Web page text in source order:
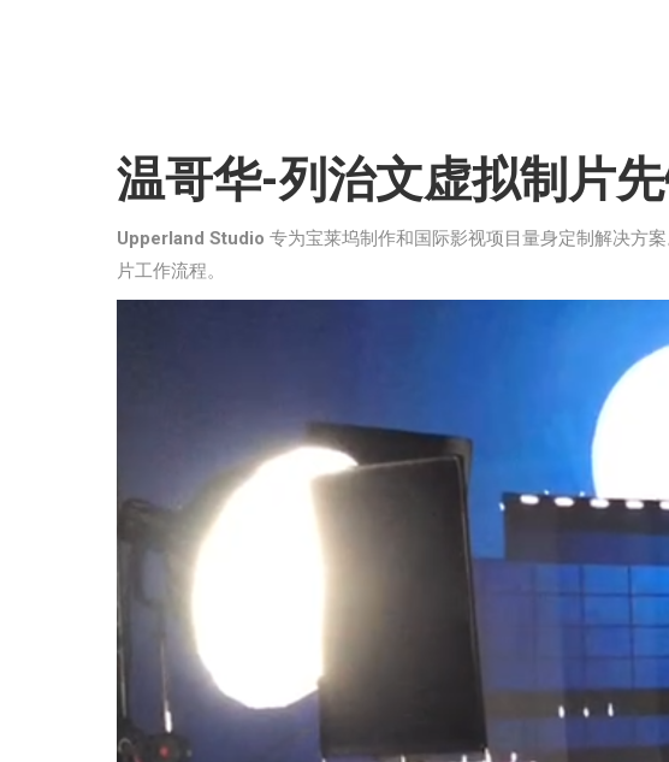
温哥华-列治文虚拟制片
Upperland Studio 专为宝莱坞制作和国际影视项目量身定制解决方
片工作流程。